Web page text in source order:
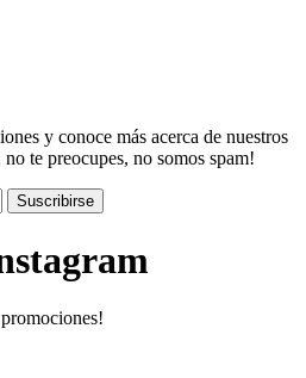
y conoce más acerca de nuestros
te preocupes, no somos spam!
Suscribirse